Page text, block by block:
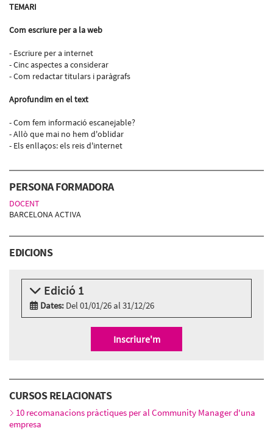
TEMARI
Com escriure per a la web
- Escriure per a internet
- Cinc aspectes a considerar
- Com redactar titulars i paràgrafs
Aprofundim en el text
- Com fem informació escanejable?
- Allò que mai no hem d'oblidar
- Els enllaços: els reis d'internet
PERSONA FORMADORA
DOCENT
BARCELONA ACTIVA
EDICIONS
Edició 1
Dates: Del 01/01/26 al 31/12/26
Inscriure'm
CURSOS RELACIONATS
10 recomanacions pràctiques per al Community Manager d'una
empresa